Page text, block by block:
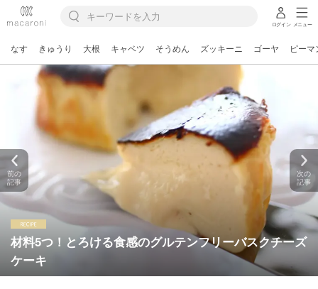
ログイン メニュー
なす きゅうり 大根 キャベツ そうめん ズッキーニ ゴーヤ ピーマ
材料5つ！とろける食感のグルテンフリーバスクチーズ
ケーキ
前の
記事
次の
記事